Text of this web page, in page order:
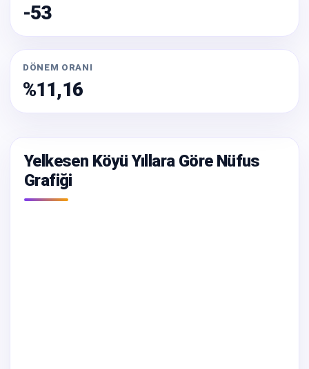
-53
DÖNEM ORANI
%11,16
Yelkesen Köyü Yıllara Göre Nüfus
Grafiği